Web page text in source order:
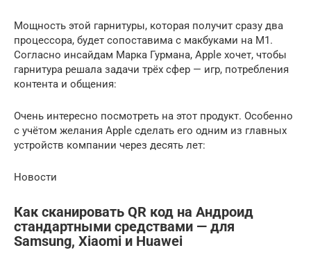
Мощность этой гарнитуры, которая получит сразу два
процессора, будет сопоставима с макбуками на M1.
Согласно инсайдам Марка Гурмана, Apple хочет, чтобы
гарнитура решала задачи трёх сфер — игр, потребления
контента и общения:
Очень интересно посмотреть на этот продукт. Особенно
с учётом желания Apple сделать его одним из главных
устройств компании через десять лет:
Новости
Как сканировать QR код на Андроид
стандартными средствами — для
Samsung, Xiaomi и Huawei